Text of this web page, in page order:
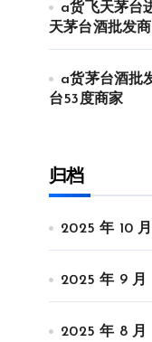
a货飞天茅台
天茅台酒批发商
a货茅台酒批
台53度商家
归档
2025 年 10 月
2025 年 9 月
2025 年 8 月